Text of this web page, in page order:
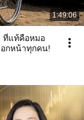
1:49:06
ที่แท้คือหมอ
กหน้าทุกคน!